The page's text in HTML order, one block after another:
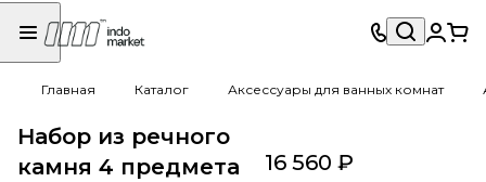
Главная Каталог Аксессуары для ванных комнат
Набор из речного
камня 4 предмета
16 560 ₽